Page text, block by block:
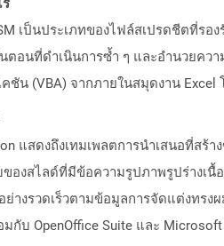
เป็นประเภทของไฟล์สเปรดชีตที่ร
อนที่ดำเนินการซ้ำ ๆ และอำนวยคว
ชัน (VBA) จากภายในสมุดงาน
แสดงถึงเทมเพลตการนำเสนอที่สร้
องสไลด์ที่มีข้อความรูปภาพรูปร่างเ
ย่างรวดเร็วตามข้อมูลการจัดแต่งทร
กับ OpenOffice Suite และ